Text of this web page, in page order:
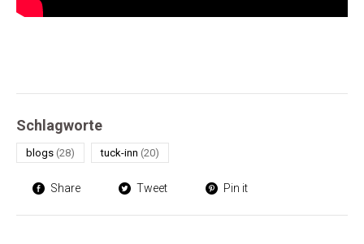
Schlagworte
blogs (28) tuck-inn (20)
Share Tweet Pin it